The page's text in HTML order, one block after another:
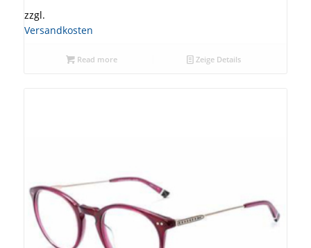
zzgl.
Versandkosten
Read more Zeige Details